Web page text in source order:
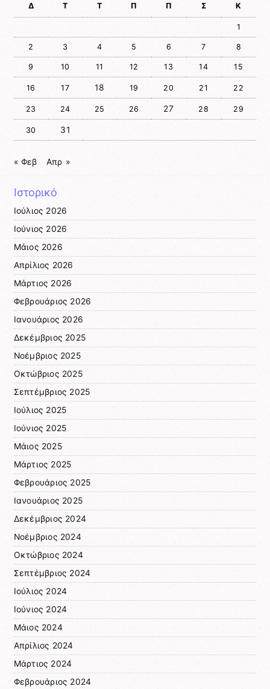
Δ Τ Τ Π Π Σ Κ
1
2 3 4 5 6 7 8
9 10 11 12 13 14 15
16 17 18 19 20 21 22
23 24 25 26 27 28 29
30 31
« Φεβ Απρ »
Ιστορικό
Ιούλιος 2026
Ιούνιος 2026
Μάιος 2026
Απρίλιος 2026
Μάρτιος 2026
Φεβρουάριος 2026
Ιανουάριος 2026
Δεκέμβριος 2025
Νοέμβριος 2025
Οκτώβριος 2025
Σεπτέμβριος 2025
Ιούλιος 2025
Ιούνιος 2025
Μάιος 2025
Μάρτιος 2025
Φεβρουάριος 2025
Ιανουάριος 2025
Δεκέμβριος 2024
Νοέμβριος 2024
Οκτώβριος 2024
Σεπτέμβριος 2024
Ιούλιος 2024
Ιούνιος 2024
Μάιος 2024
Απρίλιος 2024
Μάρτιος 2024
Φεβρουάριος 2024